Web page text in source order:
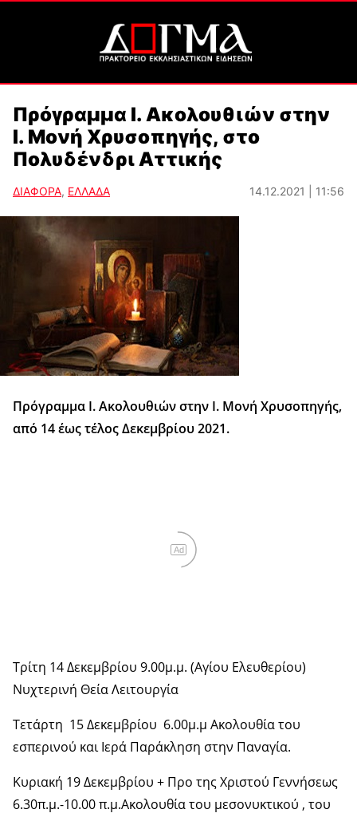
Πρόγραμμα Ι. Ακολουθιών στην
Ι. Μονή Χρυσοπηγής, στο
Πολυδένδρι Αττικής
ΔΙΑΦΟΡΑ, ΕΛΛΑΔΑ 14.12.2021 | 11:56
Πρόγραμμα Ι. Ακολουθιών στην Ι. Μονή Χρυσοπηγής,
από 14 έως τέλος Δεκεμβρίου 2021.
Ad
Τρίτη 14 Δεκεμβρίου 9.00μ.μ. (Αγίου Ελευθερίου)
Νυχτερινή Θεία Λειτουργία
Τετάρτη 15 Δεκεμβρίου 6.00μ.μ Ακολουθία του
εσπερινού και Ιερά Παράκληση στην Παναγία.
Κυριακή 19 Δεκεμβρίου + Προ της Χριστού Γεννήσεως
6.30π.μ.-10.00 π.μ.Ακολουθία του μεσονυκτικού , του